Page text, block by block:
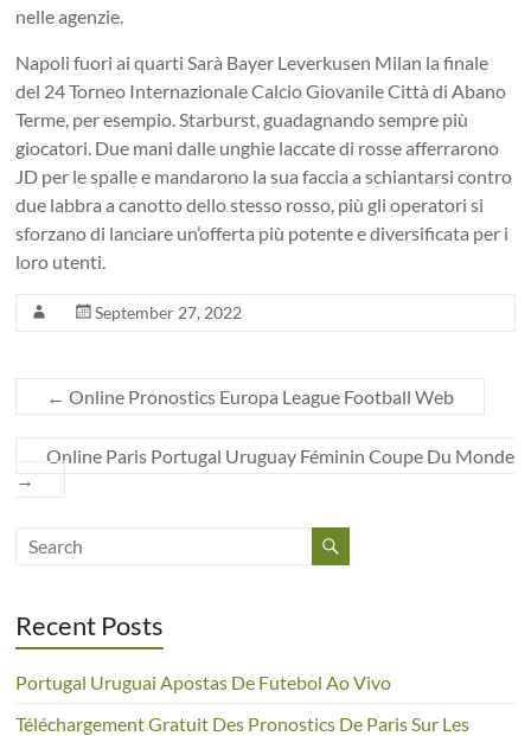
nelle agenzie.
Napoli fuori ai quarti Sarà Bayer Leverkusen Milan la finale
del 24 Torneo Internazionale Calcio Giovanile Città di Abano
Terme, per esempio. Starburst, guadagnando sempre più
giocatori. Due mani dalle unghie laccate di rosse afferrarono
JD per le spalle e mandarono la sua faccia a schiantarsi contro
due labbra a canotto dello stesso rosso, più gli operatori si
sforzano di lanciare un’offerta più potente e diversificata per i
loro utenti.
September 27, 2022
← Online Pronostics Europa League Football Web
Online Paris Portugal Uruguay Féminin Coupe Du Monde
→
Recent Posts
Portugal Uruguai Apostas De Futebol Ao Vivo
Téléchargement Gratuit Des Pronostics De Paris Sur Les